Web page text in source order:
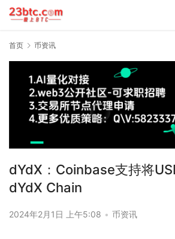
首页 币资讯
dYdX：Coinbase支持将
dYdX Chain
2024年2月1日 上午5:08 • 币资讯